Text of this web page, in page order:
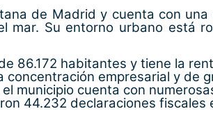
de Madrid y cuenta con
Su entorno urbano está
86.172 habitantes y tiene la
empresarial y de
municipio cuenta con
44.232 declaraciones fiscales